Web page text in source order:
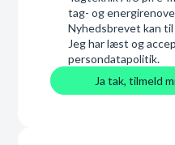
tag- og
Nyhedsbrevet kan
Jeg har læst og
persondatapolitik.
Ja tak, tilmeld